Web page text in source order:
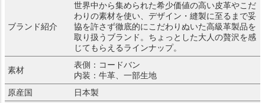
ブランド紹介
世界中から集められた希少価値の高い皮革やこだ
わりの素材を使い、デザイン・縫製に至るまで妥
協を許さず徹底的にこだわりぬいた高級革製品を
取り扱うブランド。ちょっとした大人の贅沢を感
じてもらえるラインナップ。
素材
表側：コードバン
内装：牛革、一部生地
原産国
日本製